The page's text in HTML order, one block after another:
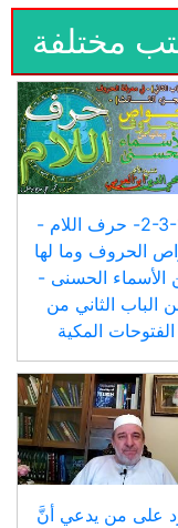
مختلفة
2-3-13- حرف اللام -
الحروف وما لها
الأسماء الحسنى -
الباب الثاني من
الفتوحات المكية
على من يدعي أنَّ